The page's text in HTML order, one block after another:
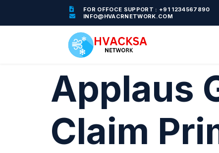
FOR OFFOCE SUPPORT : +91 1234567890
INFO@HVACRNETWORK.COM
Applaus
Claim